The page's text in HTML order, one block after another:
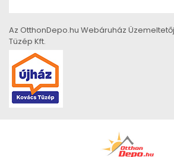
Az OtthonDepo.hu Webáruház
Tüzép Kft.